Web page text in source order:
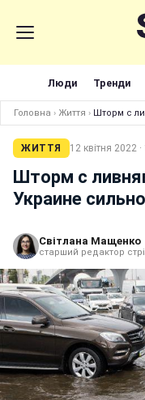
Люди Тренди
Головна › Життя › Шторм с
ЖИТТЯ 12 квітня 2022
Шторм с
Украине
Світлана Мащенко
старший редактор